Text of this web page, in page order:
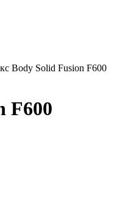
Body Solid Fusion F600
F600